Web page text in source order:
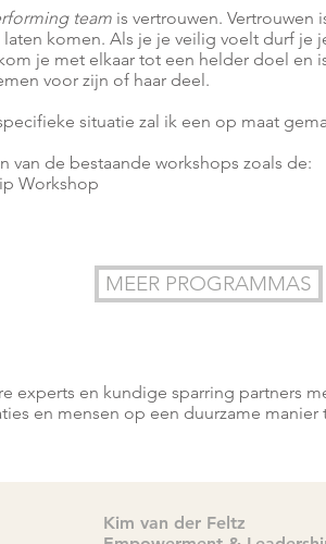
team is vertrouwen.
komen. Als je je veilig voelt durf je
je met elkaar tot een helder doel en
voor zijn of haar deel.
situatie zal ik een op maat
van de bestaande workshops zoals de:
Workshop
MEER PROGRAMMAS
experts en kundige sparring partners
en mensen op een duurzame manier
Kim van der Feltz